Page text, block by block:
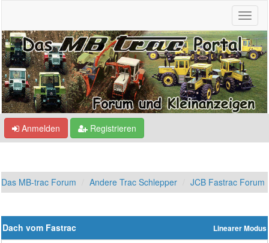
Anmelden Registrieren
Das MB-trac Forum Andere Trac Schlepper JCB Fastrac Forum
Linearer Modus
Dach vom Fastrac